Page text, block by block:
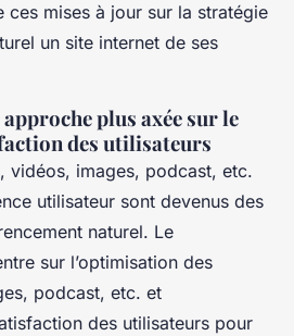
ces mises à jour sur la stratégie
un site internet de ses
plus axée sur le
des utilisateurs
vidéos, images, podcast, etc.
utilisateur sont devenus des
naturel. Le
sur l’optimisation des
podcast, etc. et
des utilisateurs pour